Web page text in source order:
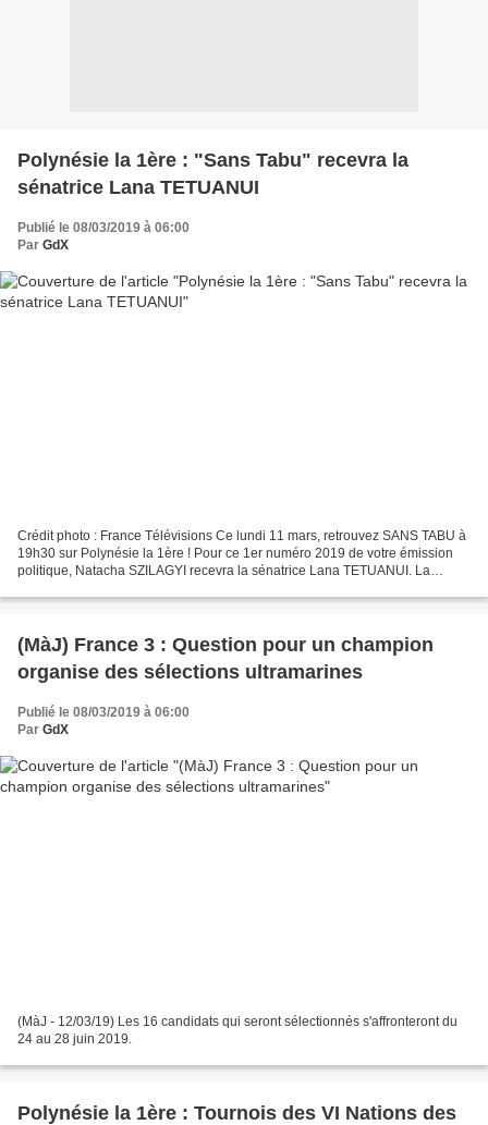
Polynésie la 1ère : "Sans Tabu" recevra la
sénatrice Lana TETUANUI
Publié le 08/03/2019 à 06:00
Par GdX
Crédit photo : France Télévisions Ce lundi 11 mars, retrouvez SANS TABU à
19h30 sur Polynésie la 1ère ! Pour ce 1er numéro 2019 de votre émission
politique, Natacha SZILAGYI recevra la sénatrice Lana TETUANUI. La
(MàJ) France 3 : Question pour un champion
organise des sélections ultramarines
Publié le 08/03/2019 à 06:00
Par GdX
(MàJ - 12/03/19) Les 16 candidats qui seront sélectionnés s'affronteront du
24 au 28 juin 2019.
Polynésie la 1ère : Tournois des VI Nations des